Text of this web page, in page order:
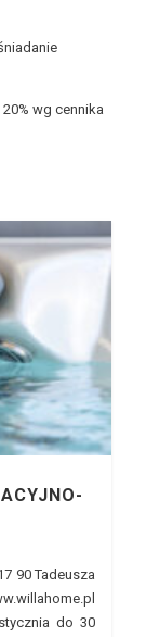
wg cennika
90 Tadeusza
do 30